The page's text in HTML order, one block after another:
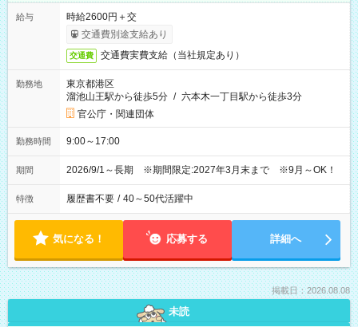
給与
時給2600円＋交
交通費別途支給あり
交通費 交通費実費支給（当社規定あり）
勤務地
東京都港区
溜池山王駅から徒歩5分 / 六本木一丁目駅から徒歩3分
官公庁・関連団体
勤務時間 9:00～17:00
期間 2026/9/1～長期 ※期間限定:2027年3月末まで ※9月～OK！
特徴 履歴書不要 / 40～50代活躍中
気になる！ 応募する 詳細へ
掲載日：2026.08.08
未読